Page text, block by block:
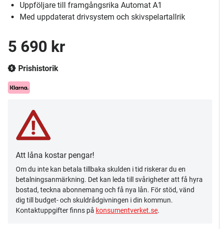
Uppföljare till framgångsrika Automat A1
Med uppdaterat drivsystem och skivspelartallrik
5 690 kr
Prishistorik
Att låna kostar pengar!
Om du inte kan betala tillbaka skulden i tid riskerar du en
betalningsanmärkning. Det kan leda till svårigheter att få hyra
bostad, teckna abonnemang och få nya lån. För stöd, vänd
dig till budget- och skuldrådgivningen i din kommun.
Kontaktuppgifter finns på konsumentverket.se.